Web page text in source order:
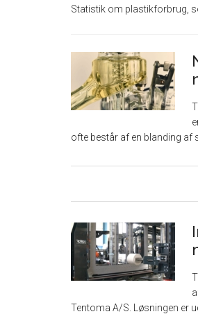
Statistik om plastikforbrug,
ofte består af en blanding af
Tentoma A/S. Løsningen er